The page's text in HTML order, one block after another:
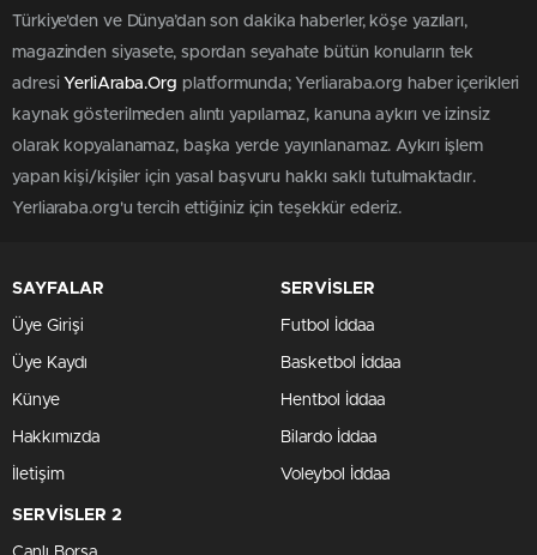
Türkiye'den ve Dünya’dan son dakika haberler, köşe yazıları,
magazinden siyasete, spordan seyahate bütün konuların tek
adresi YerliAraba.Org platformunda; Yerliaraba.org haber içerikleri
kaynak gösterilmeden alıntı yapılamaz, kanuna aykırı ve izinsiz
olarak kopyalanamaz, başka yerde yayınlanamaz. Aykırı işlem
yapan kişi/kişiler için yasal başvuru hakkı saklı tutulmaktadır.
Yerliaraba.org'u tercih ettiğiniz için teşekkür ederiz.
SAYFALAR
Üye Girişi
Üye Kaydı
Künye
Hakkımızda
İletişim
SERVİSLER
Futbol İddaa
Basketbol İddaa
Hentbol İddaa
Bilardo İddaa
Voleybol İddaa
SERVİSLER 2